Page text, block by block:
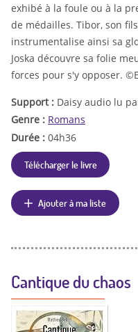
exhibé à la foule ou à la
de médailles. Tibor, son
instrumentalise ainsi sa
Joska découvre sa folie
forces pour s'y opposer.
Support : Daisy audio lu
Genre : Romans
Durée : 04h36
Télécharger le livre
Ajouter à ma liste
Cantique du chaos